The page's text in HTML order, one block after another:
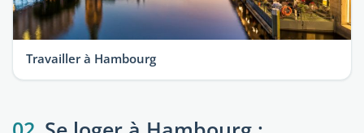
Travailler à Hambourg